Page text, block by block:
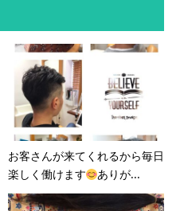
お客さんが来てくれるから毎日
楽しく働けます
ありが...